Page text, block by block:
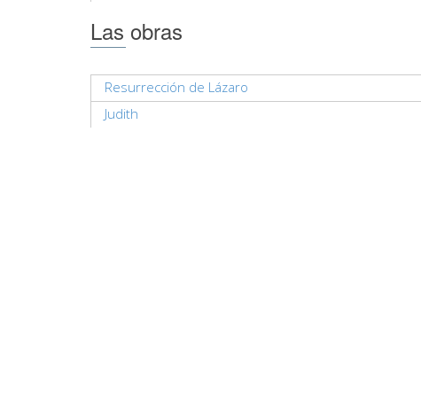
Las obras
Resurrección de Lázaro
Judith